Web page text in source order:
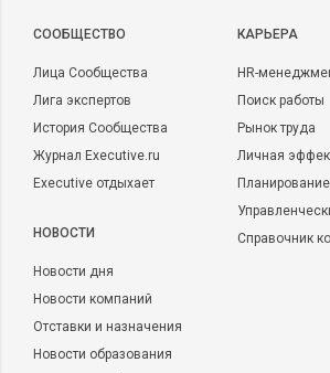
CООБЩЕСТВО
Лица Сообщества
Лига экспертов
История Сообщества
Журнал Executive.ru
Executive отдыхает
НОВОСТИ
Новости дня
Новости компаний
Отставки и назначения
Новости образования
КАРЬЕРА
HR-
Поиск работы
Рынок труда
Личная
Справочник